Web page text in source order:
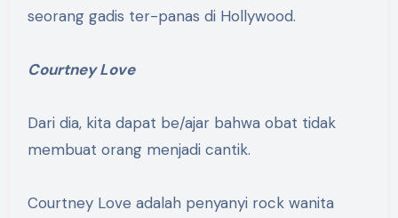
seorang gadis ter-panas di Hollywood.
Courtney Love
Dari dia, kita dapat be/ajar bahwa obat tidak
membuat orang menjadi cantik.
Courtney Love adalah penyanyi rock wanita